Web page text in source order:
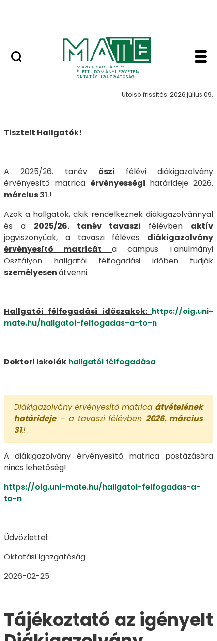
MAGYAR AGRÁR- ÉS
ÉLETTUDOMÁNYI EGYETEM
OKTATÁSI IGAZGATÓSÁG
Diákigazolvány -
Diákigazolvány
Utolsó frissítés: 2026 július 09.
​​​Tisztelt Hallgatók!
A 2025/26. tanév őszi félévi diákigazolvány
érvényesítő matrica érvényességi határideje 2026.
március 31.!
Azok a hallgatók, akik rendelkeznek diákigazolvánnyal
és a 2025/26. tanév tavaszi félévben aktív
jogviszonyúak, a tavaszi féléves diákigazolvány
érvényesítő matricát a campus Tanulmányi
Osztályon hallgatói félfogadási időben tudják
személyesenátvenni.
Hallgatói félfogadási időszakok: https://oig.uni-
mate.hu/hallgatoi-felfogadas-a-to-n
Doktori Iskolák hallgatói félfogadása
Diákigazolvány érvényesítő matrica átvételének
határideje– a tavaszi félévben 2026. március
31.!
A diákigazolvány érvényesítő matrica postázására
nincs lehetőség!
https://oig.uni-mate.hu/hallgatoi-felfogadas-a-
to-n
Üdvözlettel:
Oktatási Igazgatóság
2026-02-25
Tájékoztató az igényelt